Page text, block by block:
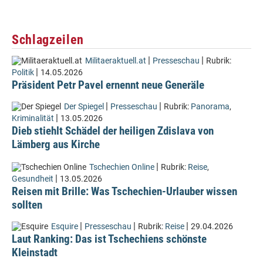
Schlagzeilen
Militaeraktuell.at | Presseschau | Rubrik:
Politik | 14.05.2026
Präsident Petr Pavel ernennt neue Generäle
Der Spiegel | Presseschau | Rubrik: Panorama,
Kriminalität | 13.05.2026
Dieb stiehlt Schädel der heiligen Zdislava von
Lämberg aus Kirche
Tschechien Online | Rubrik: Reise,
Gesundheit | 13.05.2026
Reisen mit Brille: Was Tschechien-Urlauber wissen
sollten
Esquire | Presseschau | Rubrik: Reise | 29.04.2026
Laut Ranking: Das ist Tschechiens schönste
Kleinstadt